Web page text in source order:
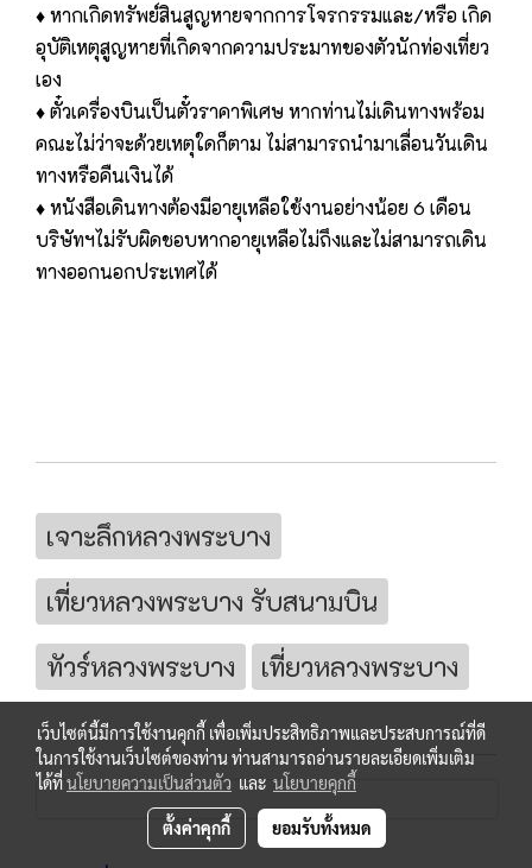
♦ หากเกิดทรัพย์สินสูญหายจากการโจรกรรมและ/หรือ เกิด
อุบัติเหตุสูญหายที่เกิดจากความประมาทของตัวนักท่องเที่ยว
เอง
♦ ตั๋วเครื่องบินเป็นตั๋วราคาพิเศษ หากท่านไม่เดินทางพร้อม
คณะไม่ว่าจะด้วยเหตุใดก็ตาม ไม่สามารถนำมาเลื่อนวันเดิน
ทางหรือคืนเงินได้
♦ หนังสือเดินทางต้องมีอายุเหลือใช้งานอย่างน้อย 6 เดือน
บริษัทฯไม่รับผิดชอบหากอายุเหลือไม่ถึงและไม่สามารถเดิน
ทางออกนอกประเทศได้
เจาะลึกหลวงพระบาง
เที่ยวหลวงพระบาง รับสนามบิน
ทัวร์หลวงพระบาง
เที่ยวหลวงพระบาง
เว็บไซต์นี้มีการใช้งานคุกกี้ เพื่อเพิ่มประสิทธิภาพและประสบการณ์ที่ดี
ในการใช้งานเว็บไซต์ของท่าน ท่านสามารถอ่านรายละเอียดเพิ่มเติม
ได้ที่นโยบายความเป็นส่วนตัว และ นโยบายคุกกี้
ตั้งค่าคุกกี้ ยอมรับทั้งหมด